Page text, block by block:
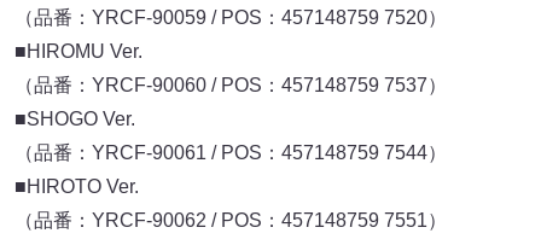
（品番：YRCF-90059 / POS：457148759 7520）
■HIROMU Ver.
（品番：YRCF-90060 / POS：457148759 7537）
■SHOGO Ver.
（品番：YRCF-90061 / POS：457148759 7544）
■HIROTO Ver.
（品番：YRCF-90062 / POS：457148759 7551）